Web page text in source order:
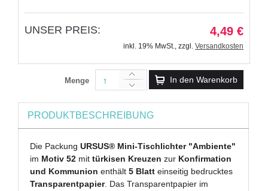
UNSER PREIS: 4,49 €
inkl. 19% MwSt., zzgl. Versandkosten
Menge In den Warenkorb
PRODUKTBESCHREIBUNG
Die PackungURSUS® Mini-Tischlichter "Ambiente"
im Motiv 52 mittürkisen Kreuzen zur Konfirmation
und Kommunion enthält5 Blatt einseitig bedrucktes
Transparentpapier. Das Transparentpapier im